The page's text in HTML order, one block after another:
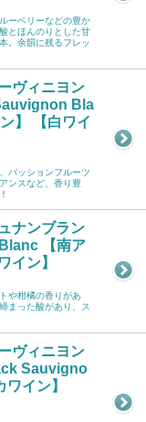
ーベリーなどの豊か
とほんのりとした甘
。余韻に残るフレッ
ヴィニヨン
Bla
】 【白ワイ
パッションフルーツ
ンスなど、香り豊
ナンブラン
【南ア
イン】
や柑橘の香りがあ
まった酸があり、ス
ヴィニヨン
Sauvigno
イン】